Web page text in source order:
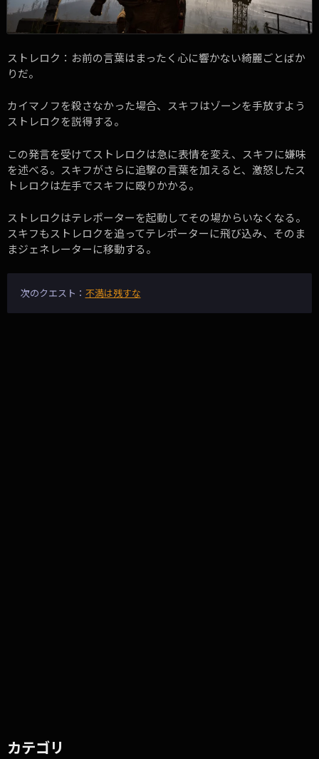
ストレロク：お前の言葉はまったく心に響かない綺麗ごとばか
りだ。
カイマノフを殺さなかった場合、スキフはゾーンを手放すよう
ストレロクを説得する。
この発言を受けてストレロクは急に表情を変え、スキフに嫌味
を述べる。スキフがさらに追撃の言葉を加えると、激怒したス
トレロクは左手でスキフに殴りかかる。
ストレロクはテレポーターを起動してその場からいなくなる。
スキフもストレロクを追ってテレポーターに飛び込み、そのま
まジェネレーターに移動する。
次のクエスト： 不満は残すな
カテゴリ